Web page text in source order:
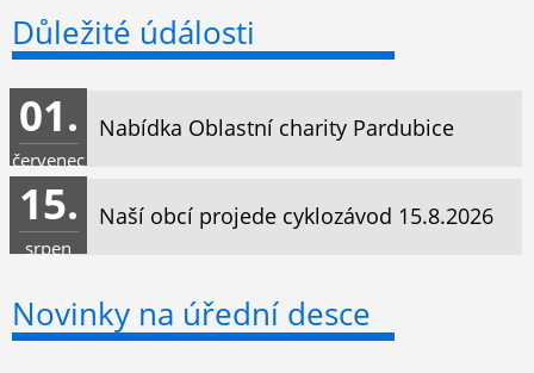
Důležité údálosti
Nabídka Oblastní charity Pardubice
01.
červenec
Naší obcí projede cyklozávod 15.8.2026
15.
srpen
Novinky na úřední desce